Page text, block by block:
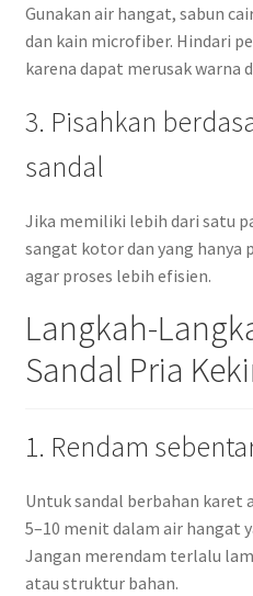
Gunakan air hangat, sabun
dan kain microfiber. Hindari
karena dapat merusak warna
3. Pisahkan
sandal
Jika memiliki lebih dari satu
sangat kotor dan yang hanya
agar proses lebih efisien.
Langkah-
Sandal Pria
1. Rendam
Untuk sandal berbahan karet
5–10 menit dalam air hangat
Jangan merendam terlalu
atau struktur bahan.